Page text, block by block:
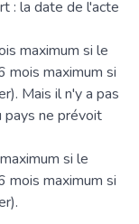
: la date de l'acte
maximum si le
mois maximum si
Mais il n'y a pas
pays ne prévoit
si le
mois maximum si